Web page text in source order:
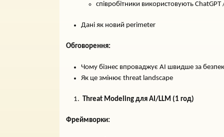
співробітники використовують
Дані як новий perimeter
Обговорення:
Чому бізнес впроваджує AI швидше за
Як це змінює threat landscape
Threat Modeling для AI/LLM (1 год)
Фреймворки: